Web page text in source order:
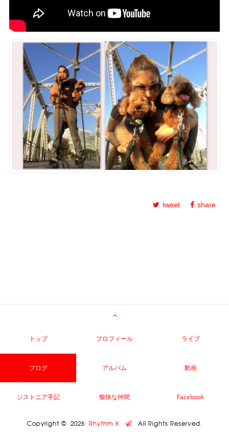
tweet share
トップ プロフィール ライブ
ブログ アルバム 動画
ジストニア手記 愉快な仲間 Facebook
Copyright © 2026 Rhythm K. All Rights Reserved.